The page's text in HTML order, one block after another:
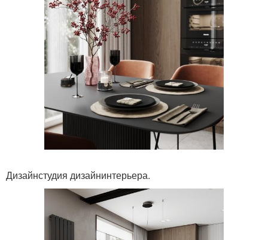
Дизайнстудия дизайнинтерьера.